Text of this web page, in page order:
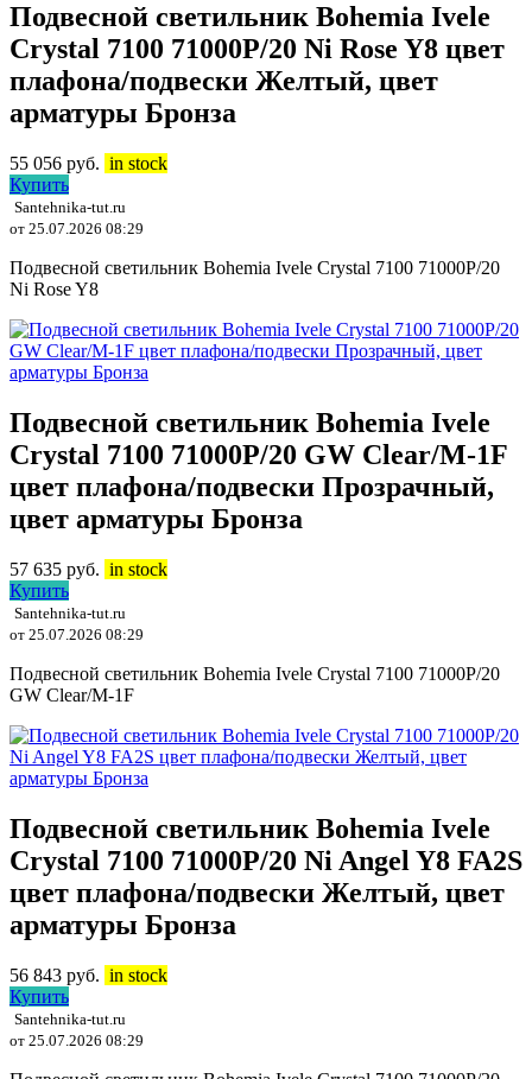
Подвесной светильник Bohemia Ivele
Crystal 7100 71000P/20 Ni Rose Y8 цвет
плафона/подвески Желтый, цвет
арматуры Бронза
55 056 руб. in stock
Купить
Santehnika-tut.ru
от 25.07.2026 08:29
Подвесной светильник Bohemia Ivele Crystal 7100 71000P/20
Ni Rose Y8
Подвесной светильник Bohemia Ivele
Crystal 7100 71000P/20 GW Clear/M-1F
цвет плафона/подвески Прозрачный,
цвет арматуры Бронза
57 635 руб. in stock
Купить
Santehnika-tut.ru
от 25.07.2026 08:29
Подвесной светильник Bohemia Ivele Crystal 7100 71000P/20
GW Clear/M-1F
Подвесной светильник Bohemia Ivele
Crystal 7100 71000P/20 Ni Angel Y8 FA2S
цвет плафона/подвески Желтый, цвет
арматуры Бронза
56 843 руб. in stock
Купить
Santehnika-tut.ru
от 25.07.2026 08:29